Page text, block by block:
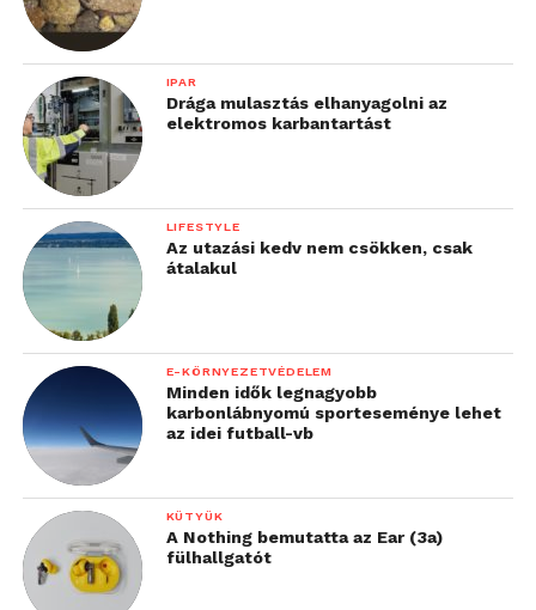
IPAR
Drága mulasztás elhanyagolni az
elektromos karbantartást
LIFESTYLE
Az utazási kedv nem csökken, csak
átalakul
E-KÖRNYEZETVÉDELEM
Minden idők legnagyobb
karbonlábnyomú sporteseménye lehet
az idei futball-vb
KÜTYÜK
A Nothing bemutatta az Ear (3a)
fülhallgatót